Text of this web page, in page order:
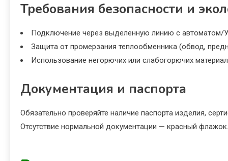
Требования безопасности и
Подключение через выделенную линию с автоматом/
Защита от промерзания теплообменника (обвод,
Использование негорючих или слабогорючих
Документация и паспорта
Обязательно проверяйте наличие паспорта изделия,
Отсутствие нормальной документации — красный флажок.